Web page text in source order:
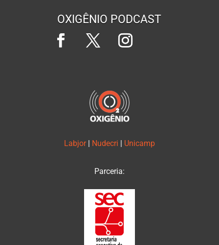
OXIGÊNIO PODCAST
Labjor Nudecri Unicamp
Parceria: